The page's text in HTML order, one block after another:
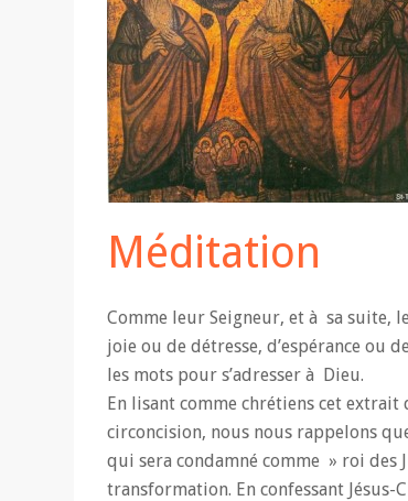
Méditation
Comme leur Seigneur, et à sa suite,
joie ou de détresse, d’espérance ou
les mots pour s’adresser à Dieu.
En lisant comme chrétiens cet extrait
circoncision, nous nous rappelons
qui sera condamné comme » roi des
transformation. En confessant